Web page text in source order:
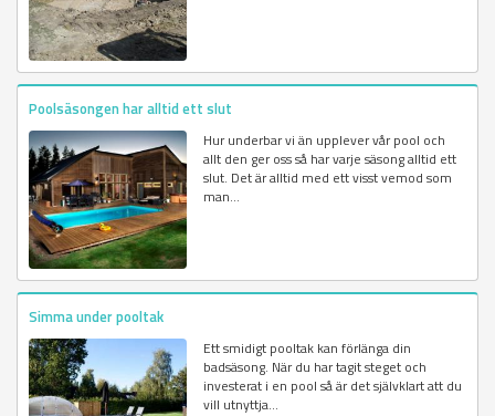
Poolsäsongen har alltid ett slut
Hur underbar vi än upplever vår pool och
allt den ger oss så har varje säsong alltid ett
slut. Det är alltid med ett visst vemod som
man...
Simma under pooltak
Ett smidigt pooltak kan förlänga din
badsäsong. När du har tagit steget och
investerat i en pool så är det självklart att du
vill utnyttja...